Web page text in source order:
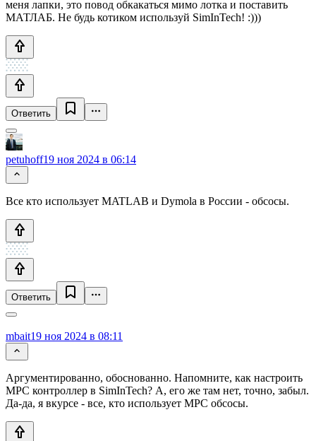
меня лапки, это повод обкакаться мимо лотка и поставить
МАТЛАБ. Не будь котиком используй SimInTech! :)))
Ответить
petuhoff19 ноя 2024 в 06:14
Все кто использует MATLAB и Dymola в России - обсосы.
Ответить
mbait19 ноя 2024 в 08:11
Аргументированно, обоснованно. Напомните, как настроить
MPC контроллер в SimInTech? А, его же там нет, точно, забыл.
Да-да, я вкурсе - все, кто использует MPC обсосы.